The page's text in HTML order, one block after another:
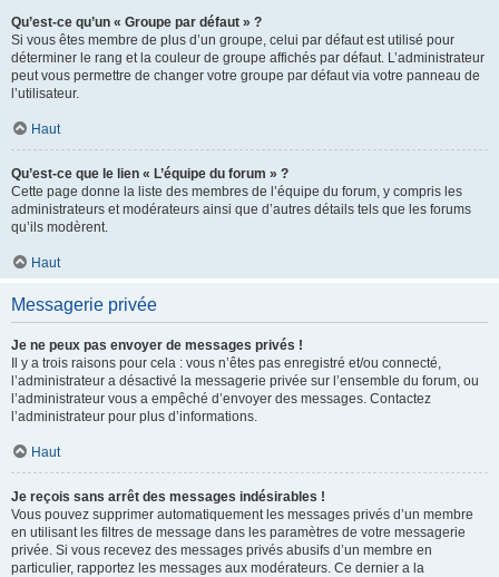
Qu’est-ce qu’un « Groupe par défaut » ?
Si vous êtes membre de plus d’un groupe, celui par défaut est utilisé pour
déterminer le rang et la couleur de groupe affichés par défaut. L’administrateur
peut vous permettre de changer votre groupe par défaut via votre panneau de
l’utilisateur.
Haut
Qu’est-ce que le lien « L’équipe du forum » ?
Cette page donne la liste des membres de l’équipe du forum, y compris les
administrateurs et modérateurs ainsi que d’autres détails tels que les forums
qu’ils modèrent.
Haut
Messagerie privée
Je ne peux pas envoyer de messages privés !
Il y a trois raisons pour cela : vous n’êtes pas enregistré et/ou connecté,
l’administrateur a désactivé la messagerie privée sur l’ensemble du forum, ou
l’administrateur vous a empêché d’envoyer des messages. Contactez
l’administrateur pour plus d’informations.
Haut
Je reçois sans arrêt des messages indésirables !
Vous pouvez supprimer automatiquement les messages privés d’un membre
en utilisant les filtres de message dans les paramètres de votre messagerie
privée. Si vous recevez des messages privés abusifs d’un membre en
particulier, rapportez les messages aux modérateurs. Ce dernier a la